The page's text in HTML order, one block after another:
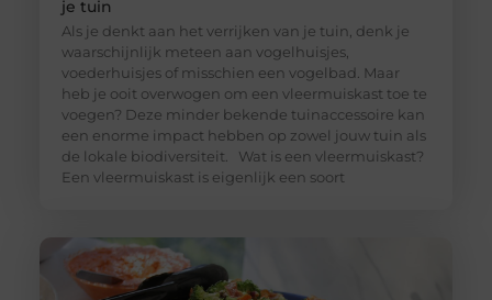
je tuin
Als je denkt aan het verrijken van je tuin, denk je
waarschijnlijk meteen aan vogelhuisjes,
voederhuisjes of misschien een vogelbad. Maar
heb je ooit overwogen om een vleermuiskast toe te
voegen? Deze minder bekende tuinaccessoire kan
een enorme impact hebben op zowel jouw tuin als
de lokale biodiversiteit. Wat is een vleermuiskast?
Een vleermuiskast is eigenlijk een soort